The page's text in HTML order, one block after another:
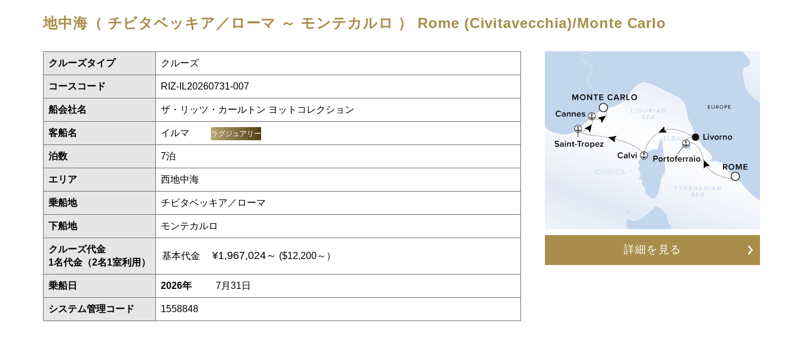
地中海（ チビタベッキア／ローマ ～ モンテカルロ ） Rome (Civitavecchia)/Monte Carlo
詳細を見る
クルーズタイプ クルーズ
コースコード RIZ-IL20260731-007
船会社名 ザ・リッツ・カールトン ヨットコレクション
客船名 イルマ ラグジュアリー
泊数 7泊
エリア 西地中海
乗船地 チビタベッキア／ローマ
下船地 モンテカルロ
クルーズ代金
1名代金（2名1室利用）
基本代金 ¥1,967,024～ ($12,200～）
乗船日 2026年 7月31日
システム管理コード 1558848